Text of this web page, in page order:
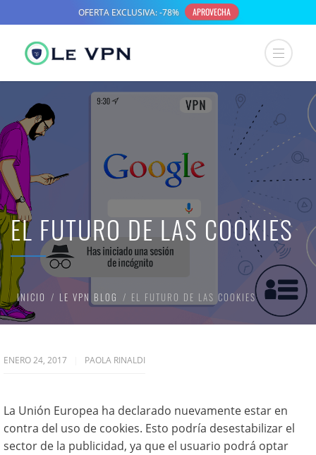
EL FUTURO DE LAS COOKIES
INICIO LE VPN BLOG EL FUTURO DE LAS COOKIES
ENERO 24, 2017 PAOLA RINALDI
La Unión Europea ha declarado nuevamente estar en
contra del uso de cookies. Esto podría desestabilizar el
sector de la publicidad, ya que el usuario podrá optar